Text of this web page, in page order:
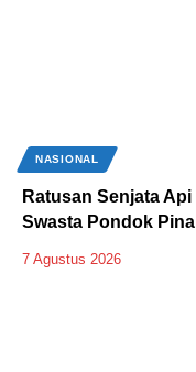
NASIONAL
Ratusan Senjata
Swasta Pondok
7 Agustus 2026